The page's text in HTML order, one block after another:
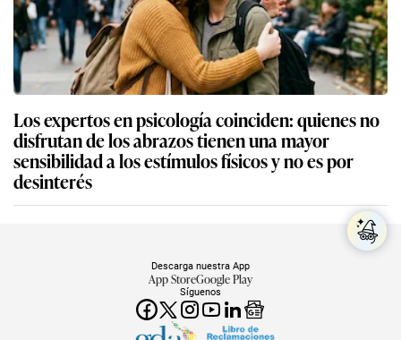
Los expertos en psicología coinciden: quienes no
disfrutan de los abrazos tienen una mayor
sensibilidad a los estímulos físicos y no es por
desinterés
Síguenos
Descarga nuestra App
App StoreGoogle Play